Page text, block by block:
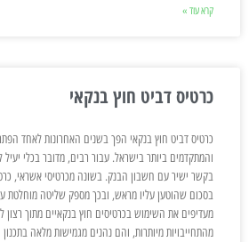
קרא עוד »
כרטיס דביט חוץ בנקאי
כרטיס דביט חוץ בנקאי הפך בשנים האחרונות לאחד
והמתקדמים ביותר בישראל. עבור רבים, מדובר בכלי
בקשר ישיר עם חשבון הבנק. בשונה מכרטיסי אשראי,
בסכום שהוטען עליו מראש, ובכך מספק שליטה מוחלטת
מעדיפים את השימוש בכרטיסים חוץ בנקאיים מתוך רצון
מהתחייבויות מיותרות, והם נהנים מגמישות מלאה